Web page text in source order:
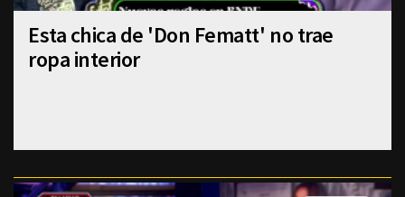
Esta chica de 'Don Fematt' no trae
ropa interior